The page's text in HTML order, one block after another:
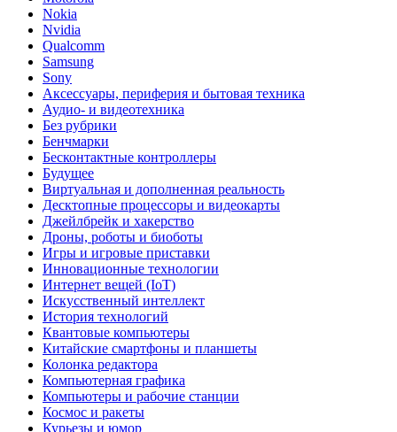
Nokia
Nvidia
Qualcomm
Samsung
Sony
Аксессуары, периферия и бытовая техника
Аудио- и видеотехника
Без рубрики
Бенчмарки
Бесконтактные контроллеры
Будущее
Виртуальная и дополненная реальность
Десктопные процессоры и видеокарты
Джейлбрейк и хакерство
Дроны, роботы и биоботы
Игры и игровые приставки
Инновационные технологии
Интернет вещей (IoT)
Искусственный интеллект
История технологий
Квантовые компьютеры
Китайские смартфоны и планшеты
Колонка редактора
Компьютерная графика
Компьютеры и рабочие станции
Космос и ракеты
Курьезы и юмор